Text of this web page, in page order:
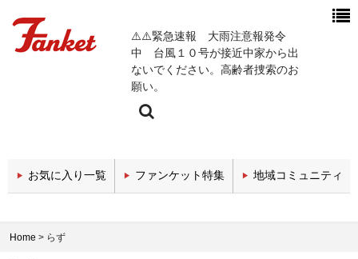
⚠️⚠️緊急速報 大雨注意報発令
中 台風１０号が接近中家から出
ないでください。高齢者捜索のお
願い。
今週の新着チャンネル
エンタメチャンネル
お気に入り一覧 ファンケット特集 地域コミュニティ
Home > らず